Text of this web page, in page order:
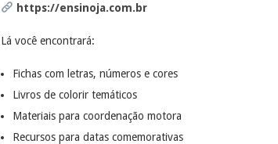
https://ensinoja.com.br
Lá você encontrará:
Fichas com letras, números e cores
Livros de colorir temáticos
Materiais para coordenação motora
Recursos para datas comemorativas